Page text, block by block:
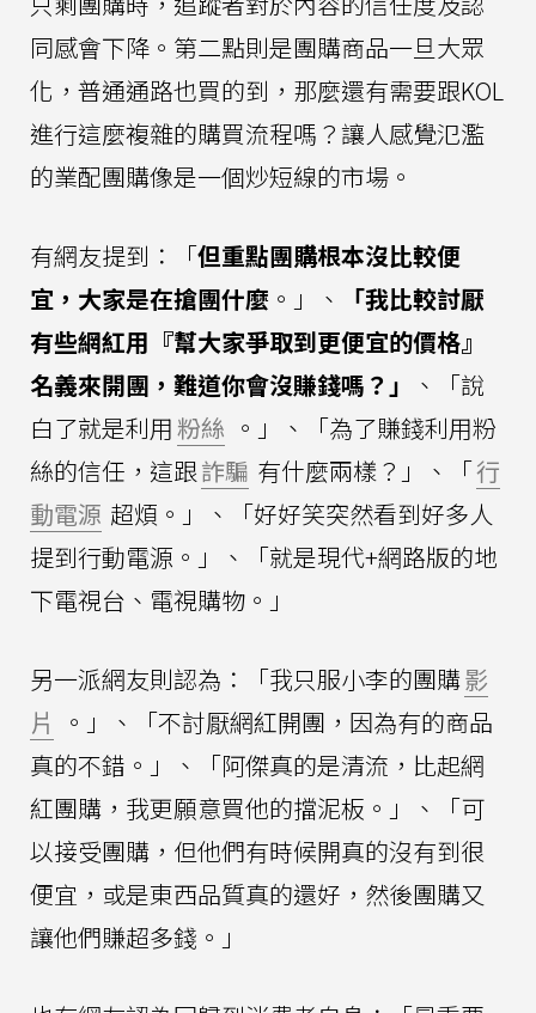
同感會下降。第二點則是團購商品一旦大眾
化，普通通路也買的到，那麼還有需要跟KOL
進行這麼複雜的購買流程嗎？讓人感覺氾濫
的業配團購像是一個炒短線的市場。
有網友提到：「但重點團購根本沒比較便
宜，大家是在搶團什麼 。」、
「我比較討厭
有些網紅用『幫大家爭取到更便宜的價格』
名義來開團，難道你會沒賺錢嗎？」
、「說
白了就是利用粉絲 。」、「為了賺錢利用粉
絲的信任，這跟詐騙 有什麼兩樣？」、「行
動電源 超煩。」、「好好笑突然看到好多人
提到行動電源。」、「就是現代+網路版的地
下電視台、電視購物。」
另一派網友則認為：「我只服小李的團購影
片
。」、「不討厭網紅開團，因為有的商品
真的不錯。」、「阿傑真的是清流，比起網
紅團購，我更願意買他的擋泥板。」、「可
以接受團購，但他們有時候開真的沒有到很
便宜，或是東西品質真的還好，然後團購又
讓他們賺超多錢。」